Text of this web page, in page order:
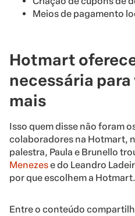
Meios de pagamento
Hotmart
necessária
mais
Isso quem disse não foram
colaboradores na Hotmart,
palestra, Paula e Brunello
Menezese do Leandro
por que escolhem a Hotmart.
Entre o conteúdo